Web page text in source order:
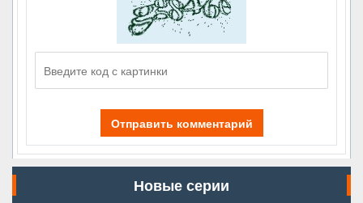
Отправить комментарий
Новые серии